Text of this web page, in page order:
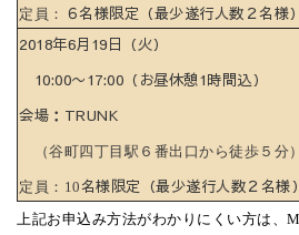
定員： ６名様限定 （最少遂行人数２名様）
2018年6月19日（火）
10:00〜17:00（お昼休憩1時間込）
会場：TRUNK
（谷町四丁目駅 ６ 番出口から徒歩 ５ 分）
定員：10名様限定 （最少遂行人数２名様）
上記お申込み方法がわかりにくい方は、